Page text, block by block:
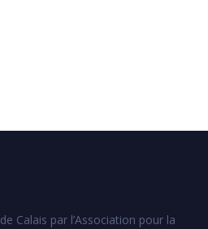
Calais par l’Association pour la